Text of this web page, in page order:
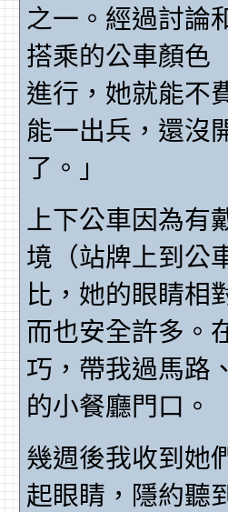
之一。經過討論
搭乘的公車顏色
進行，她就能不
能一出兵，還沒
了。」
上下公車因為有
境（站牌上到公
比，她的眼睛相
而也安全許多。
巧，帶我過馬路
的小餐廳門口。
幾週後我收到她
起眼睛，隱約聽